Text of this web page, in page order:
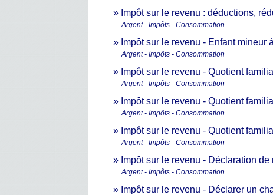
Impôt sur le revenu : déductions,
Argent - Impôts - Consommation
Impôt sur le revenu - Enfant mineur
Argent - Impôts - Consommation
Impôt sur le revenu - Quotient
Argent - Impôts - Consommation
Impôt sur le revenu - Quotient
Argent - Impôts - Consommation
Impôt sur le revenu - Quotient
Argent - Impôts - Consommation
Impôt sur le revenu - Déclaration
Argent - Impôts - Consommation
Impôt sur le revenu - Déclarer un